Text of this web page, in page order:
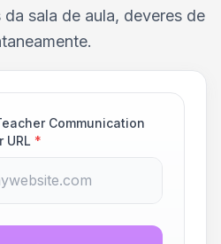
sala de aula, deveres de
Communication
URL *